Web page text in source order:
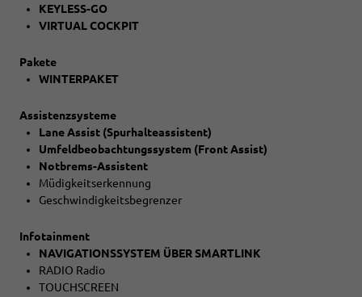
KEYLESS-GO
VIRTUAL COCKPIT
Pakete
WINTERPAKET
Assistenzsysteme
Lane Assist (Spurhalteassistent)
Umfeldbeobachtungssystem (Front Assist)
Notbrems-Assistent
Müdigkeitserkennung
Geschwindigkeitsbegrenzer
Infotainment
NAVIGATIONSSYSTEM ÜBER SMARTLINK
RADIO Radio
TOUCHSCREEN